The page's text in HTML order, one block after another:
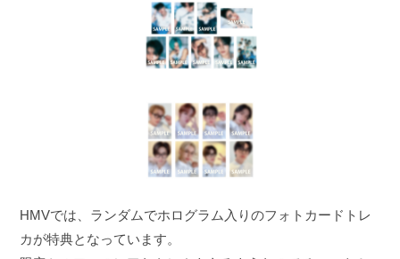
HMVでは、ランダムでホログラム入りのフォトカードトレ
カが特典となっています。